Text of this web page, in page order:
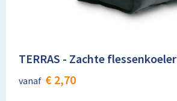
TERRAS - Zachte flessenkoeler
vanaf € 2,70